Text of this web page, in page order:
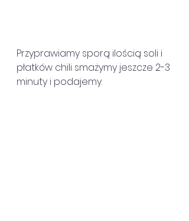
Przyprawiamy sporą ilością soli i
płatków chili smażymy jeszcze 2-3
minuty i podajemy.